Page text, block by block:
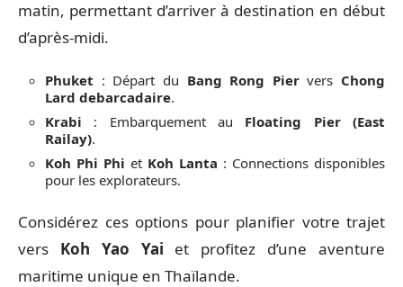
matin, permettant d’arriver à destination en début
d’après-midi.
Phuket : Départ du Bang Rong Piervers Chong
Lard debarcadaire.
Krabi : Embarquement au Floating Pier (East
Railay).
Koh Phi Phi et Koh Lanta : Connections disponibles
pour les explorateurs.
Considérez ces options pour planifier votre trajet
vers Koh Yao Yai et profitez d’une aventure
maritime unique en Thaïlande.